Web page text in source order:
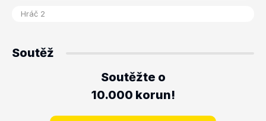
Soutěž
Soutěžte o
10.000 korun!